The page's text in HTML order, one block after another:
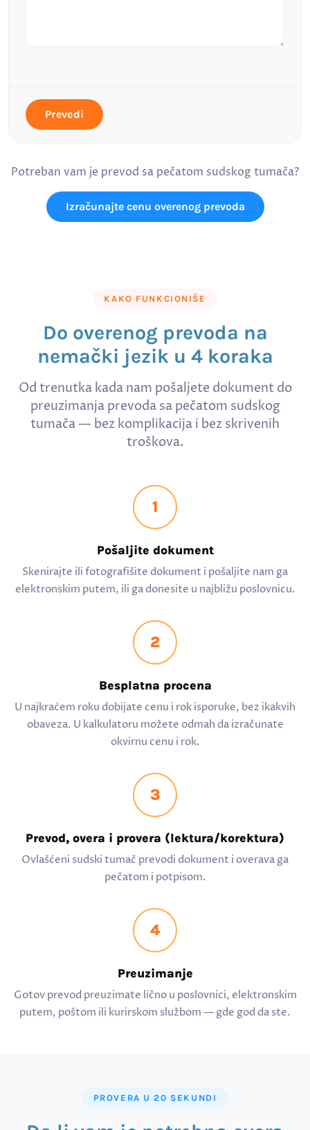
Prevedi
Potreban vam je prevod sa pečatom sudskog tumača?
Izračunajte cenu overenog prevoda
KAKO FUNKCIONIŠE
Do overenog prevoda na
nemački jezik u 4 koraka
Od trenutka kada nam pošaljete dokument do
preuzimanja prevoda sa pečatom sudskog
tumača — bez komplikacija i bez skrivenih
troškova.
1
Pošaljite dokument
Skenirajte ili fotografišite dokument i pošaljite nam ga
elektronskim putem, ili ga donesite u najbližu poslovnicu.
2
Besplatna procena
U najkraćem roku dobijate cenu i rok isporuke, bez ikakvih
obaveza. U kalkulatoru možete odmah da izračunate
okvirnu cenu i rok.
3
Prevod, overa i provera (lektura/korektura)
Ovlašćeni sudski tumač prevodi dokument i overava ga
pečatom i potpisom.
4
Preuzimanje
Gotov prevod preuzimate lično u poslovnici, elektronskim
putem, poštom ili kurirskom službom — gde god da ste.
PROVERA U 20 SEKUNDI